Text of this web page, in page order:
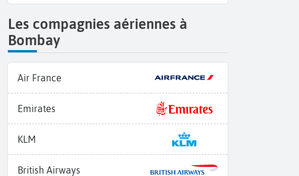
Les compagnies aériennes à
Bombay
Air France
Emirates
KLM
British Airways